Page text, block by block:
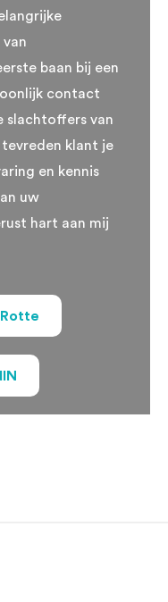
baan bij een
contact
slachtoffers van
tevreden klant je
en kennis
uw
hart aan mij